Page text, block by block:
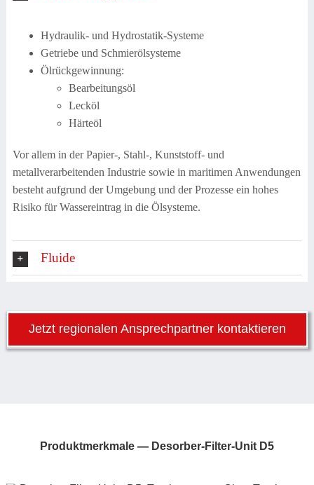
Hydraulik- und Hydrostatik-Systeme
Getriebe und Schmierölsysteme
Ölrückgewinnung:
Bearbeitungsöl
Lecköl
Härteöl
Vor allem in der Papier-, Stahl-, Kunststoff- und
metallverarbeitenden Industrie sowie in maritimen Anwendungen
besteht aufgrund der Umgebung und der Prozesse ein hohes
Risiko für Wassereintrag in die Ölsysteme.
Fluide
Jetzt regionalen Ansprechpartner kontaktieren
Produktmerkmale — Desorber-Filter-Unit D5